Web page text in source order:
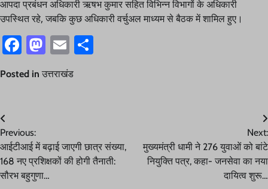
आपदा प्रबंधन अधिकारी ऋषभ कुमार सहित विभिन्न विभागों के अधिकारी
उपस्थित रहे, जबकि कुछ अधिकारी वर्चुअल माध्यम से बैठक में शामिल हुए।
Facebook
Mastodon
Email
Posted in उत्तराखंड
Post
navigation
Previous:
आईटीआई में बढ़ाई जाएगी छात्र संख्या,
168 नए प्रशिक्षकों की होगी तैनाती:
सौरभ बहुगुणा…
Next:
मुख्यमंत्री धामी ने 276 युवाओं को बांटे
नियुक्ति पत्र, कहा- जनसेवा का नया
दायित्व शुरू…